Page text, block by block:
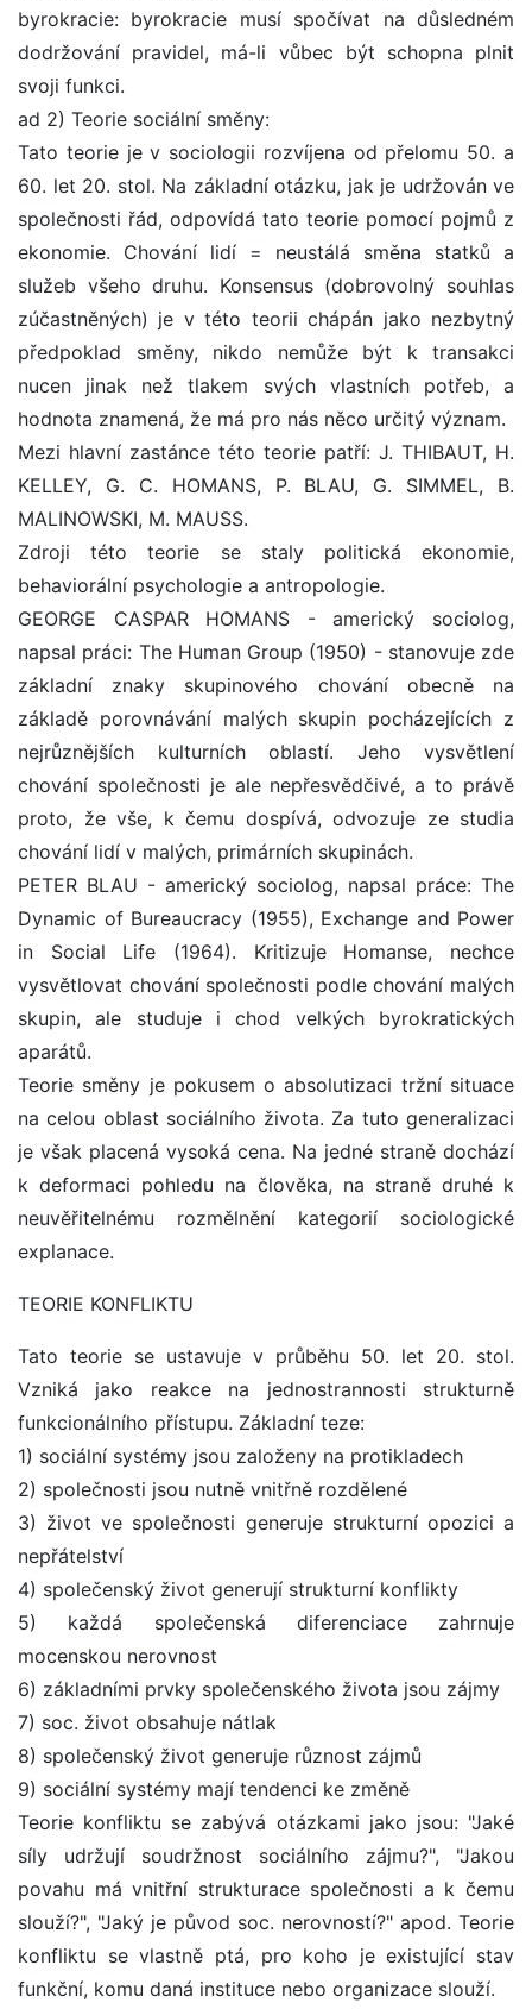
byrokracie: byrokracie musí spočívat na důsledném
dodržování pravidel, má-li vůbec být schopna plnit
svoji funkci.
ad 2) Teorie sociální směny:
Tato teorie je v sociologii rozvíjena od přelomu 50. a
60. let 20. stol. Na základní otázku, jak je udržován ve
společnosti řád, odpovídá tato teorie pomocí pojmů z
ekonomie. Chování lidí = neustálá směna statků a
služeb všeho druhu. Konsensus (dobrovolný souhlas
zúčastněných) je v této teorii chápán jako nezbytný
předpoklad směny, nikdo nemůže být k transakci
nucen jinak než tlakem svých vlastních potřeb, a
hodnota znamená, že má pro nás něco určitý význam.
Mezi hlavní zastánce této teorie patří: J. THIBAUT, H.
KELLEY, G. C. HOMANS, P. BLAU, G. SIMMEL, B.
MALINOWSKI, M. MAUSS.
Zdroji této teorie se staly politická ekonomie,
behaviorální psychologie a antropologie.
GEORGE CASPAR HOMANS - americký sociolog,
napsal práci: The Human Group (1950) - stanovuje zde
základní znaky skupinového chování obecně na
základě porovnávání malých skupin pocházejících z
nejrůznějších kulturních oblastí. Jeho vysvětlení
chování společnosti je ale nepřesvědčivé, a to právě
proto, že vše, k čemu dospívá, odvozuje ze studia
chování lidí v malých, primárních skupinách.
PETER BLAU - americký sociolog, napsal práce: The
Dynamic of Bureaucracy (1955), Exchange and Power
in Social Life (1964). Kritizuje Homanse, nechce
vysvětlovat chování společnosti podle chování malých
skupin, ale studuje i chod velkých byrokratických
aparátů.
Teorie směny je pokusem o absolutizaci tržní situace
na celou oblast sociálního života. Za tuto generalizaci
je však placená vysoká cena. Na jedné straně dochází
k deformaci pohledu na člověka, na straně druhé k
neuvěřitelnému rozmělnění kategorií sociologické
explanace.
TEORIE KONFLIKTU
Tato teorie se ustavuje v průběhu 50. let 20. stol.
Vzniká jako reakce na jednostrannosti strukturně
funkcionálního přístupu. Základní teze:
1) sociální systémy jsou založeny na protikladech
2) společnosti jsou nutně vnitřně rozdělené
3) život ve společnosti generuje strukturní opozici a
nepřátelství
4) společenský život generují strukturní konflikty
5) každá společenská diferenciace zahrnuje
mocenskou nerovnost
6) základními prvky společenského života jsou zájmy
7) soc. život obsahuje nátlak
8) společenský život generuje různost zájmů
9) sociální systémy mají tendenci ke změně
Teorie konfliktu se zabývá otázkami jako jsou: "Jaké
síly udržují soudržnost sociálního zájmu?", "Jakou
povahu má vnitřní strukturace společnosti a k čemu
slouží?", "Jaký je původ soc. nerovností?" apod. Teorie
konfliktu se vlastně ptá, pro koho je existující stav
funkční, komu daná instituce nebo organizace slouží.